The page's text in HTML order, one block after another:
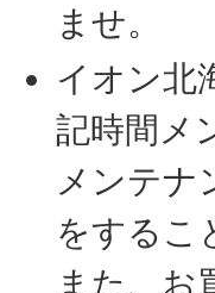
ませ。
イオン北
記時間メ
メンテナ
をするこ
また、お